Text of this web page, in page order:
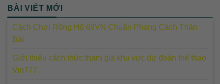
BÀI VIẾT MỚI
Cách Chơi Rồng Hổ 69VN Chuẩn Phong Cách Thần
Bài
Giới thiệu cách thức tham gia khu vực dự đoán thể thao
Vin777